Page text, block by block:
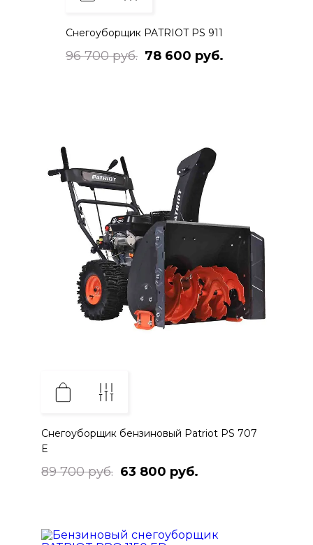
Снегоуборщик PATRIOT PS 911
96 700 руб. 78 600 руб.
Снегоуборщик бензиновый Patriot PS 707
E
89 700 руб. 63 800 руб.